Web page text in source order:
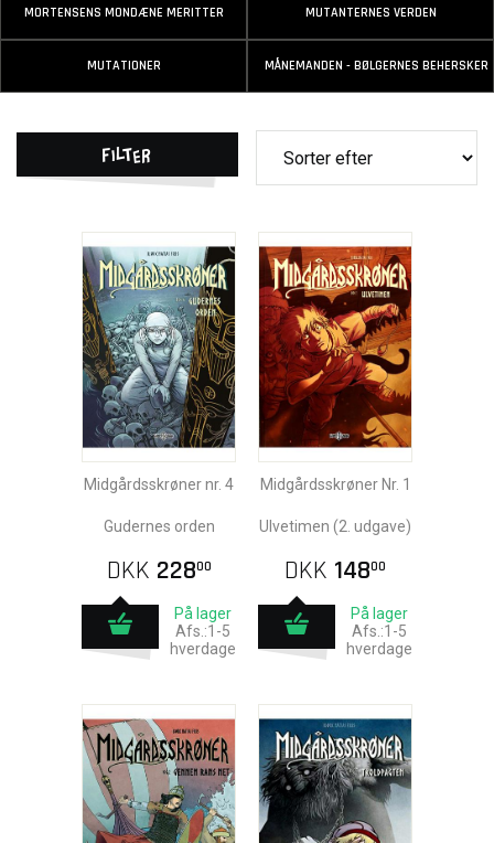
MORTENSENS MONDÆNE MERITTER MUTANTERNES VERDEN
MUTATIONER MÅNEMANDEN - BØLGERNES BEHERSKER
Filter
Midgårdsskrøner nr. 4
Gudernes orden
DKK 22800
På lager
Afs.:1-5
hverdage
Midgårdsskrøner Nr. 1
Ulvetimen (2. udgave)
DKK 14800
På lager
Afs.:1-5
hverdage